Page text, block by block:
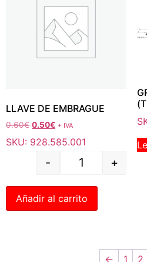
LLAVE DE EMBRAGUE
0.60€ 0.50€ + IVA
SKU: 928.585.001
- +
Añadir al carrito
← 1 2